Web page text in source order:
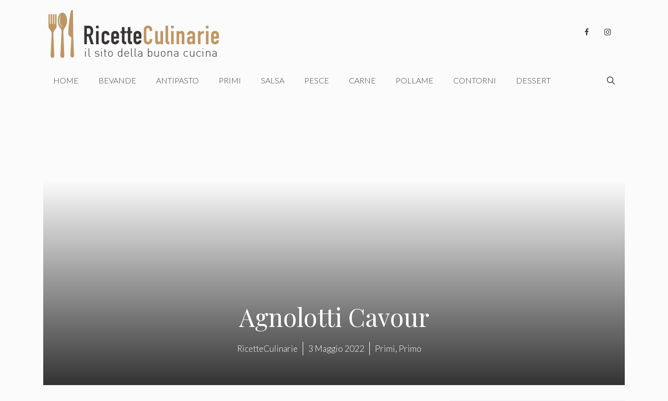
HOME BEVANDE ANTIPASTO PRIMI SALSA PESCE CARNE POLLAME CONTORNI DESSERT
Agnolotti Cavour
RicetteCulinarie 3 Maggio 2022 Primi, Primo